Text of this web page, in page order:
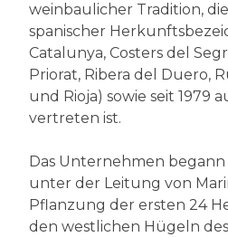
weinbaulicher Tradition,
spanischer
Catalunya, Costers del
Priorat, Ribera del Duero,
und Rioja) sowie seit 1979
vertreten ist.
Das Unternehmen begann
unter der Leitung von
Pflanzung der ersten 24
den westlichen Hügeln